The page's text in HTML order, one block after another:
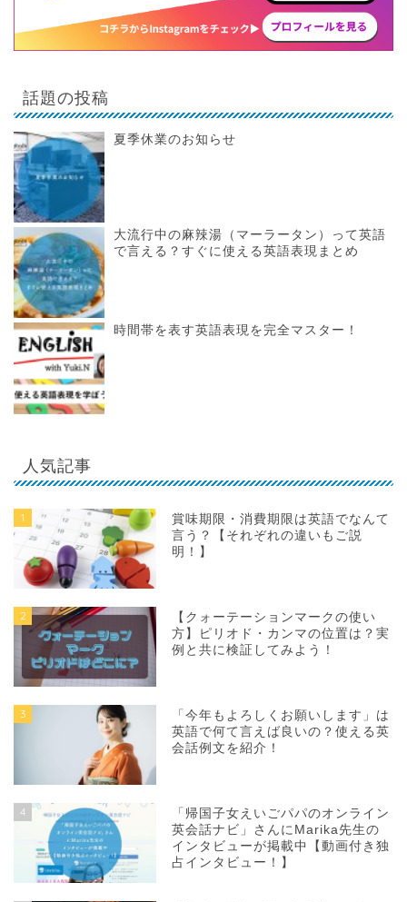
話題の投稿
夏季休業のお知らせ
大流行中の麻辣湯（マーラータン）って英語
で言える？すぐに使える英語表現まとめ
時間帯を表す英語表現を完全マスター！
人気記事
1
賞味期限・消費期限は英語でなんて
言う？【それぞれの違いもご説
明！】
2
【クォーテーションマークの使い
方】ピリオド・カンマの位置は？実
例と共に検証してみよう！
3
「今年もよろしくお願いします」は
英語で何て言えば良いの？使える英
会話例文を紹介！
4
「帰国子女えいごパパのオンライン
英会話ナビ」さんにMarika先生の
インタビューが掲載中【動画付き独
占インタビュー！】